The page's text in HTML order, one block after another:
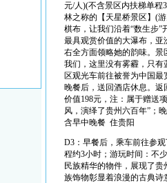
元/人)(不含景区内扶梯单
林之称的【天星桥景区】(
棋布，让我们沿着“数生步
最具观赏价值的大瀑布，
右全方面领略她的韵味。
我们，这里没有雾霾，只
区观光车前往被誉为中国
晚餐后，送回酒店休息。
价值198元，注：属于赠送
风，演绎了贵州六百年”；
含早中晚餐 住贵阳
D3：早餐后，乘车前往参
程约3小时；游玩时间：不
民族精华的物件，展现了
族饰物彰显着浪漫的古典诗